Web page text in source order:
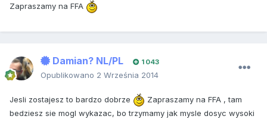
Zapraszamy na FFA
Damian? NL/PL 1 043
Opublikowano 2 Września 2014
Jesli zostajesz to bardzo dobrze
Zapraszamy na FFA , tam
bedziesz sie mogl wykazac, bo trzymamy jak mysle dosyc wysoki